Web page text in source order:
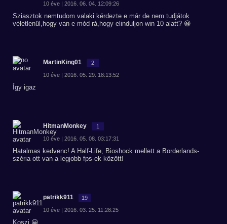
10 éve | 2016. 06. 04. 12:09:26
Sziasztok nemtudom valaki kérdezte e már de nem tudjátok
véletlenül,hogy van e mód rá,hogy elinduljon win 10 alatt? 😀
MartinKing01 2
10 éve | 2016. 05. 29. 18:13:52
Így igaz
HitmanMonkey 1
10 éve | 2016. 05. 08. 03:17:31
Hatalmas kedvenc! A Half-Life, Bioshock mellett a Borderlands-
széria ott van a legjobb fps-ek között!
patrikk911 19
10 éve | 2016. 03. 25. 11:28:25
Koszi 😀